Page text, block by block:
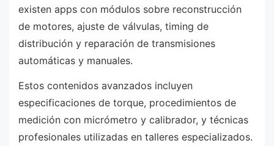
existen apps con módulos sobre reconstrucción
de motores, ajuste de válvulas, timing de
distribución y reparación de transmisiones
automáticas y manuales.
Estos contenidos avanzados incluyen
especificaciones de torque, procedimientos de
medición con micrómetro y calibrador, y técnicas
profesionales utilizadas en talleres especializados.